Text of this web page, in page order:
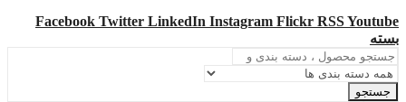
Facebook Twitter LinkedIn Instagram Flickr RSSYoutube
بسته
جستجو